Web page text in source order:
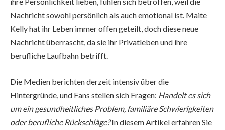
Nachricht sowohl persönlich als auch emotional ist. Maite
Kelly hat ihr Leben immer offen geteilt, doch diese neue
Nachricht überrascht, da sie ihr Privatleben und ihre
berufliche Laufbahn betrifft.
Die Medien berichten derzeit intensiv über die
Hintergründe, und Fans stellen sich Fragen: Handelt es sich
um ein gesundheitliches Problem, familiäre Schwierigkeiten
oder berufliche Rückschläge?In diesem Artikel erfahren Sie